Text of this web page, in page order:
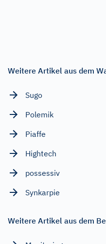
Weitere Artikel aus dem
Sugo
Polemik
Piaffe
Hightech
possessiv
Synkarpie
Weitere Artikel aus dem